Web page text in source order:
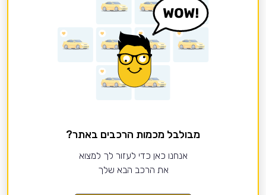
מבולבל מכמות הרכבים באתר?
אנחנו כאן כדי לעזור לך למצוא
את הרכב הבא שלך